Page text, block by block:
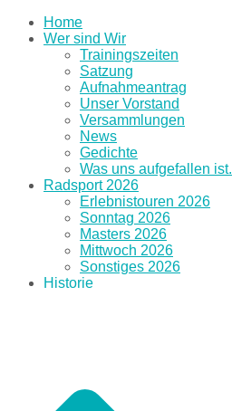
Home
Wer sind Wir
Trainingszeiten
Satzung
Aufnahmeantrag
Unser Vorstand
Versammlungen
News
Gedichte
Was uns aufgefallen ist.
Radsport 2026
Erlebnistouren 2026
Sonntag 2026
Masters 2026
Mittwoch 2026
Sonstiges 2026
Historie